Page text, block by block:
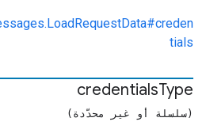
tials
credentialsType
(سلسلة أو غير محدّدة)